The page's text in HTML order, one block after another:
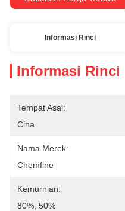
Informasi Rinci
Informasi Rinci
Tempat Asal:
Cina
Nama Merek:
Chemfine
Kemurnian:
80%, 50%